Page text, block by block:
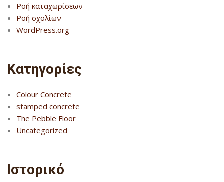
Ροή καταχωρίσεων
Ροή σχολίων
WordPress.org
Kατηγορίες
Colour Concrete
stamped concrete
The Pebble Floor
Uncategorized
Ιστορικό